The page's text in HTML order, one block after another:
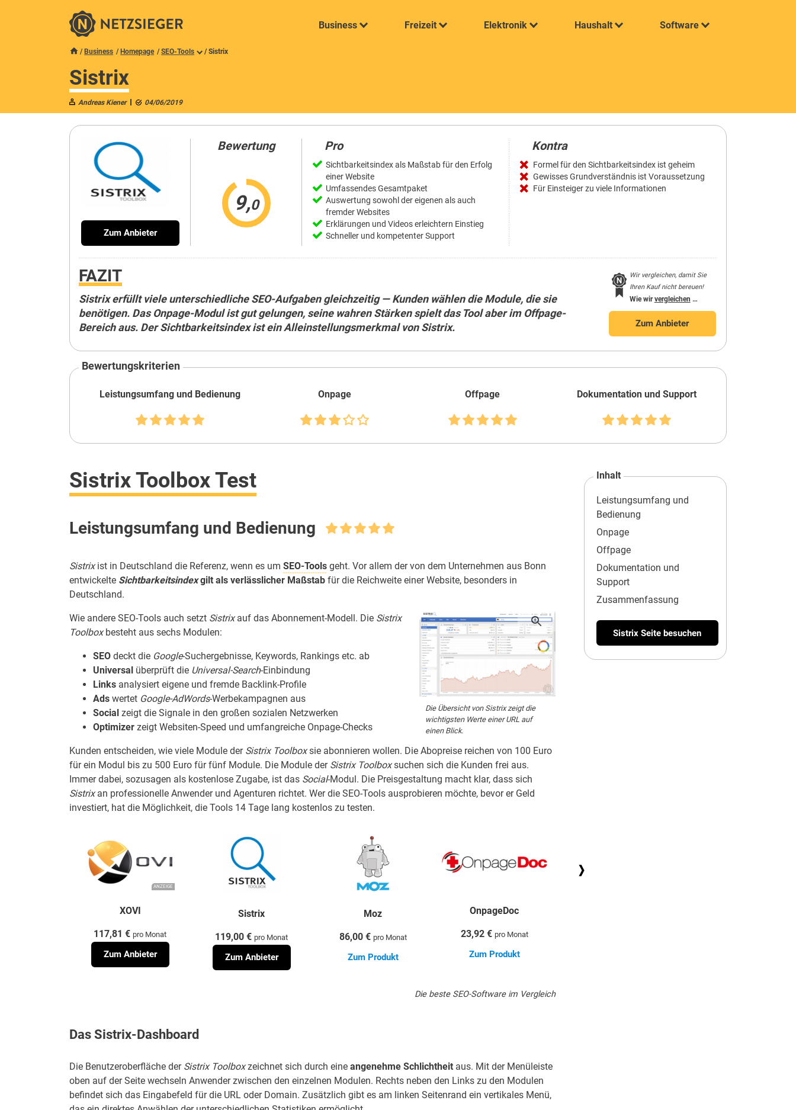
Business Freizeit Elektronik Haushalt Software
Business Homepage SEO-Tools / Sistrix
Sistrix
Andreas Kiener 04/06/2019
Zum Anbieter
Bewertung
9,0
Pro
Sichtbarkeitsindex als Maßstab für den Erfolg
einer Website
Umfassendes Gesamtpaket
Auswertung sowohl der eigenen als auch
fremder Websites
Erklärungen und Videos erleichtern Einstieg
Schneller und kompetenter Support
Kontra
Formel für den Sichtbarkeitsindex ist geheim
Gewisses Grundverständnis ist Voraussetzung
Für Einsteiger zu viele Informationen
FAZIT
Sistrix erfüllt viele unterschiedliche SEO-Aufgaben gleichzeitig — Kunden wählen die Module, die sie
benötigen. Das Onpage-Modul ist gut gelungen, seine wahren Stärken spielt das Tool aber im Offpage-
Bereich aus. Der Sichtbarkeitsindex ist ein Alleinstellungsmerkmal von Sistrix.
Wir vergleichen, damit Sie
Ihren Kauf nicht bereuen!
Wie wirvergleichen …
Zum Anbieter
Bewertungskriterien
Leistungsumfang und Bedienung Onpage Offpage Dokumentation und Support
Sistrix Toolbox Test
Leistungsumfang und Bedienung
Sistrixist in Deutschland die Referenz, wenn es um SEO-Tools geht. Vor allem der von dem Unternehmen aus Bonn
entwickelte Sichtbarkeitsindexgilt als verlässlicher Maßstab für die Reichweite einer Website, besonders in
Deutschland.
Die Übersicht von Sistrix zeigt die
wichtigsten Werte einer URL auf
einen Blick.
Wie andere SEO-Tools auch setzt Sistrixauf das Abonnement-Modell. Die Sistrix
Toolboxbesteht aus sechs Modulen:
SEO deckt die Google-Suchergebnisse, Keywords, Rankings etc. ab
Universal überprüft die Universal-Search-Einbindung
Links analysiert eigene und fremde Backlink-Profile
Ads wertet Google-AdWords-Werbekampagnen aus
Social zeigt die Signale in den großen sozialen Netzwerken
Optimizer zeigt Websiten-Speed und umfangreiche Onpage-Checks
Kunden entscheiden, wie viele Module der Sistrix Toolboxsie abonnieren wollen. Die Abopreise reichen von 100 Euro
für ein Modul bis zu 500 Euro für fünf Module. Die Module der Sistrix Toolboxsuchen sich die Kunden frei aus.
Immer dabei, sozusagen als kostenlose Zugabe, ist das Social-Modul. Die Preisgestaltung macht klar, dass sich
Sistrixan professionelle Anwender und Agenturen richtet. Wer die SEO-Tools ausprobieren möchte, bevor er Geld
investiert, hat die Möglichkeit, die Tools 14 Tage lang kostenlos zu testen.
ANZEIGE
XOVI
117,81 € pro Monat
Zum Anbieter
Sistrix
119,00 € pro Monat
Zum Anbieter
Moz
86,00 € pro Monat
Zum Produkt
OnpageDoc
23,92 € pro Monat
Zum Produkt
Die beste SEO-Software im Vergleich
Das Sistrix-Dashboard
Die Benutzeroberfläche der Sistrix Toolboxzeichnet sich durch eine angenehme Schlichtheit aus. Mit der Menüleiste
oben auf der Seite wechseln Anwender zwischen den einzelnen Modulen. Rechts neben den Links zu den Modulen
befindet sich das Eingabefeld für die URL oder Domain. Zusätzlich gibt es am linken Seitenrand ein vertikales Menü,
Inhalt
Leistungsumfang und
Bedienung
Onpage
Offpage
Dokumentation und
Support
Zusammenfassung
Sistrix Seite besuchen